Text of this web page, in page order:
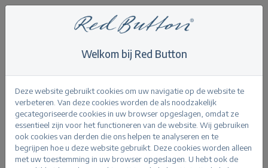
Never out of stock > Colette stoneused
Terug
Welkom bij Red Button
Deze website gebruikt cookies om uw navigatie op de website te
verbeteren. Van deze cookies worden de als noodzakelijk
gecategoriseerde cookies in uw browser opgeslagen, omdat ze
essentieel zijn voor het functioneren van de website. Wij gebruiken
ook cookies van derden die ons helpen te analyseren en te
begrijpen hoe u deze website gebruikt. Deze cookies worden alleen
met uw toestemming in uw browser opgeslagen. U hebt ook de